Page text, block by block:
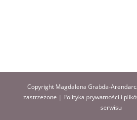
Copyright Magdalena Grabda-
zastrzeżone | Polityka prywatności i
serwisu